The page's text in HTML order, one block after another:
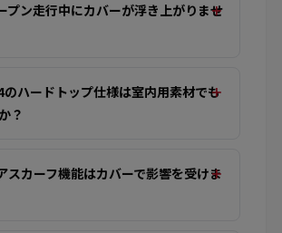
プン走行中にカバーが浮き上がりませ
のハードトップ仕様は室内用素材でも
？
スカーフ機能はカバーで影響を受けま